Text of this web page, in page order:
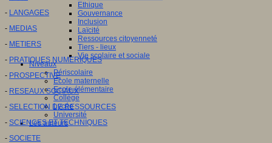
Ethique
Gouvernance
Inclusion
Laïcité
Ressources citoyenneté
Tiers - lieux
Vie scolaire et sociale
Niveaux
Périscolaire
Ecole maternelle
Ecole élémentaire
Collège
Lycée
Université
Les auteurs
- LANGAGES
- MEDIAS
- METIERS
- PRATIQUES NUMERIQUES
- PROSPECTIVE
- RESEAUX SOCIAUX
- SELECTION DE RESSOURCES
- SCIENCES ET TECHNIQUES
- SOCIETE